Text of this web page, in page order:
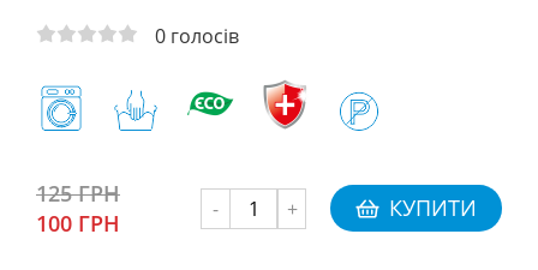
0 голосів
125 ГРН
100 ГРН
- + КУПИТИ